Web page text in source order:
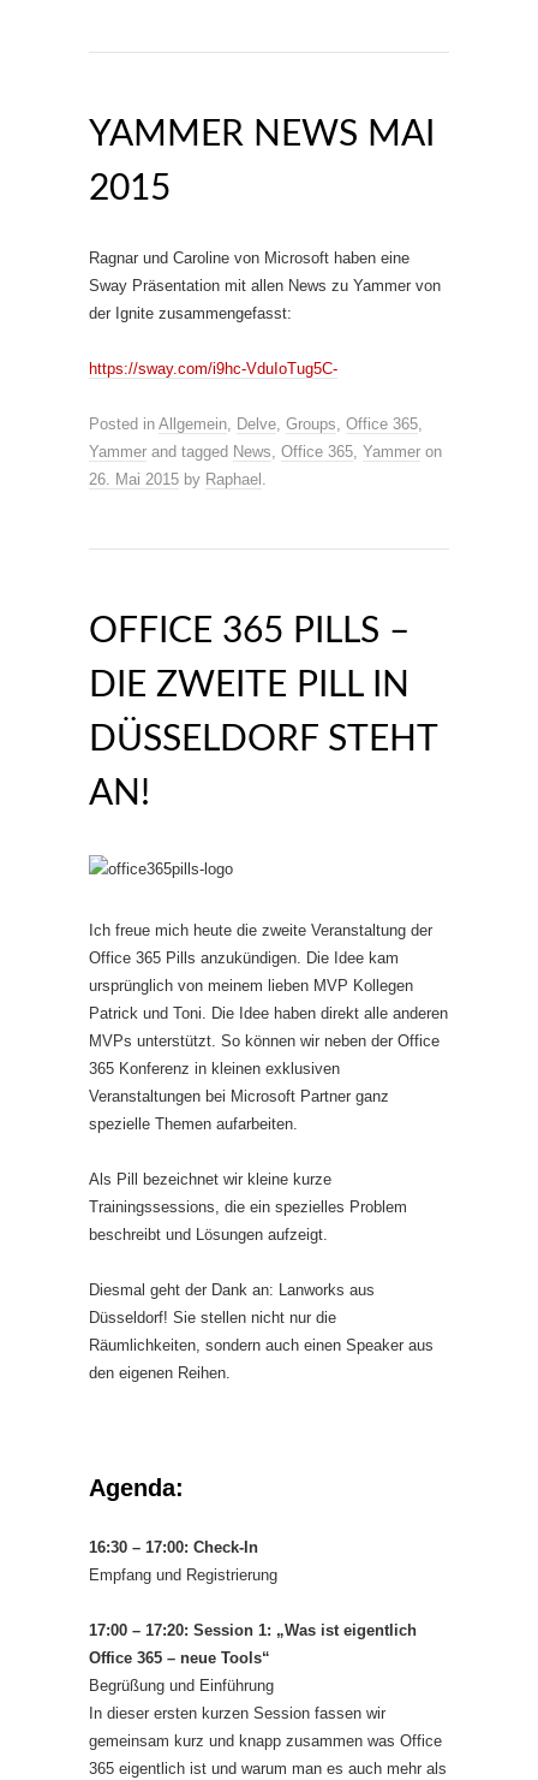
YAMMER NEWS MAI
2015
Ragnar und Caroline von Microsoft haben eine
Sway Präsentation mit allen News zu Yammer von
der Ignite zusammengefasst:
https://sway.com/i9hc-VduIoTug5C-
Posted in Allgemein, Delve, Groups, Office 365,
Yammer and tagged News, Office 365, Yammer on
26. Mai 2015 by Raphael .
OFFICE 365 PILLS –
DIE ZWEITE PILL IN
DÜSSELDORF STEHT
AN!
Ich freue mich heute die zweite Veranstaltung der
Office 365 Pills anzukündigen. Die Idee kam
ursprünglich von meinem lieben MVP Kollegen
Patrick und Toni. Die Idee haben direkt alle anderen
MVPs unterstützt. So können wir neben der Office
365 Konferenz in kleinen exklusiven
Veranstaltungen bei Microsoft Partner ganz
spezielle Themen aufarbeiten.
Als Pill bezeichnet wir kleine kurze
Trainingssessions, die ein spezielles Problem
beschreibt und Lösungen aufzeigt.
Diesmal geht der Dank an: Lanworks aus
Düsseldorf! Sie stellen nicht nur die
Räumlichkeiten, sondern auch einen Speaker aus
den eigenen Reihen.
Agenda:
16:30 – 17:00: Check-In
Empfang und Registrierung
17:00 – 17:20: Session 1: „Was ist eigentlich
Office 365 – neue Tools“
Begrüßung und Einführung
In dieser ersten kurzen Session fassen wir
gemeinsam kurz und knapp zusammen was Office
365 eigentlich ist und warum man es auch mehr als